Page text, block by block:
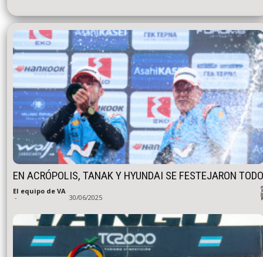
EN ACRÓPOLIS, TANAK Y HYUNDAI SE FESTEJARON TODO
El equipo de VA
- 30/06/2025